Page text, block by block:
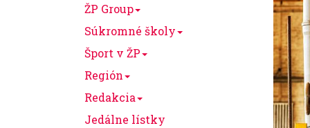
ŽP Group
Súkromné školy
Šport v ŽP
Región
Redakcia
Jedálne lístky